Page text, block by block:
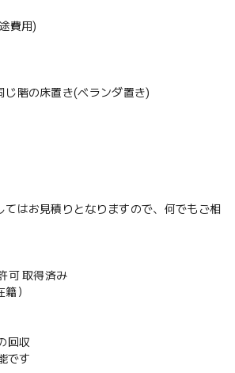
費用)
階の床置き(ベランダ置き)
はお見積りとなりますので、何でもご相
可 取得済み
）
回収
です